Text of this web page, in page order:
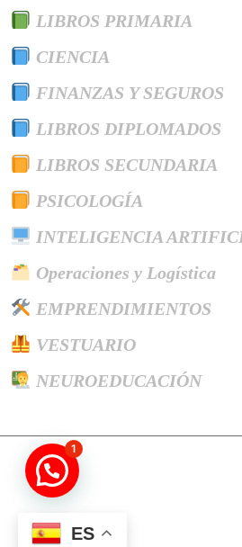
LIBROS PRIMARIA
CIENCIA
FINANZAS Y SEGUROS
LIBROS DIPLOMADOS
LIBROS SECUNDARIA
PSICOLOGÍA
INTELIGENCIA
Operaciones y Logística
EMPRENDIMIENTOS
VESTUARIO
NEUROEDUCACIÓN
Magazine WordPress
ES
1